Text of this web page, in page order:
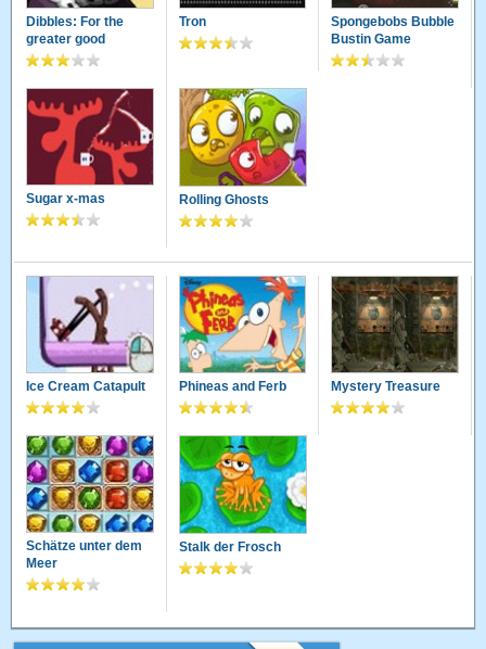
Dibbles: For the
greater good
Tron
Spongebobs Bubble
Bustin Game
Sugar x-mas Rolling Ghosts
Ice Cream Catapult Phineas and Ferb Mystery Treasure
Schätze unter dem
Meer
Stalk der Frosch